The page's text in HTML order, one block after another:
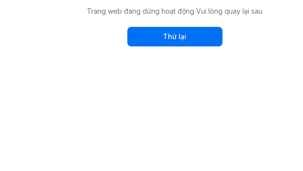
Trang web đang dừng hoạt động Vui lòng quay lại sau
Thử lại